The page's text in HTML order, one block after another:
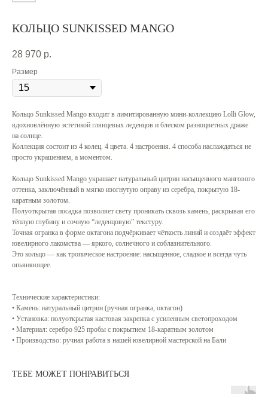
КОЛЬЦО SUNKISSED MANGO
28 970 р.
Размер
Кольцо Sunkissed Mango входит в лимитированную мини-коллекцию Lolli Glow,
вдохновлённую эстетикой глянцевых леденцов и блеском разноцветных драже
на солнце.
Коллекция состоит из 4 колец. 4 цвета. 4 настроения. 4 способа наслаждаться не
просто украшением, а моментом.
Кольцо Sunkissed Mango украшает натуральный цитрин насыщенного мангового
оттенка, заключённый в мягко изогнутую оправу из серебра, покрытую 18-
каратным золотом.
Полуоткрытая посадка позволяет свету проникать сквозь камень, раскрывая его
тёплую глубину и сочную “леденцовую” текстуру.
Точная огранка в форме октагона подчёркивает чёткость линий и создаёт эффект
ювелирного лакомства — яркого, солнечного и соблазнительного.
Это кольцо — как тропическое настроение: насыщенное, сладкое и всегда чуть
опьяняющее.
Технические характеристики:
• Камень: натуральный цитрин (ручная огранка, октагон)
• Установка: полуоткрытая кастовая закрепка с усиленным светопроходом
• Материал: серебро 925 пробы с покрытием 18-каратным золотом
• Производство: ручная работа в нашей ювелирной мастерской на Бали
ТЕБЕ МОЖЕТ ПОНРАВИТЬСЯ